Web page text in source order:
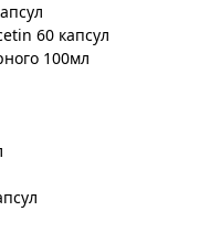
60 капсул
100мл